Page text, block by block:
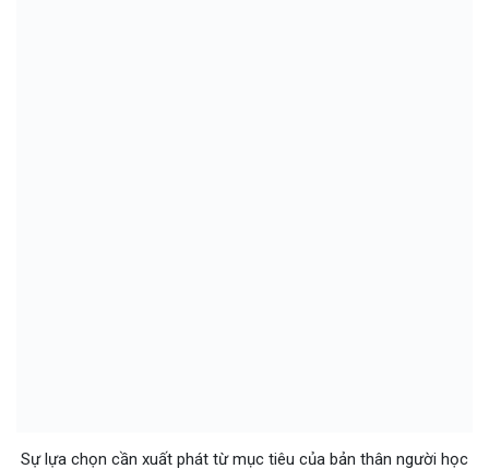
Sự lựa chọn cần xuất phát từ mục tiêu của bản thân người học